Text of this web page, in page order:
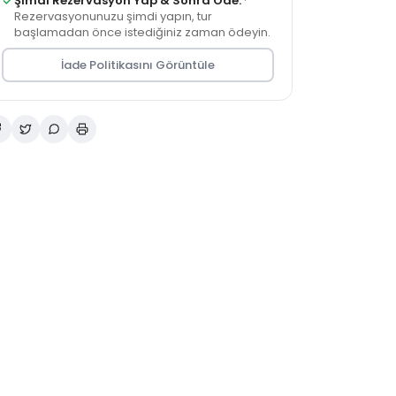
Rezervasyonunuzu şimdi yapın, tur
başlamadan önce istediğiniz zaman ödeyin.
İade Politikasını Görüntüle